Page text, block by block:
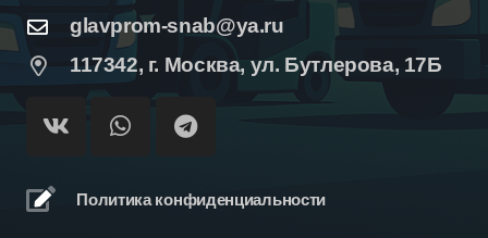
glavprom-snab@ya.ru
117342, г. Москва, ул. Бутлерова, 17Б
Политика конфиденциальности